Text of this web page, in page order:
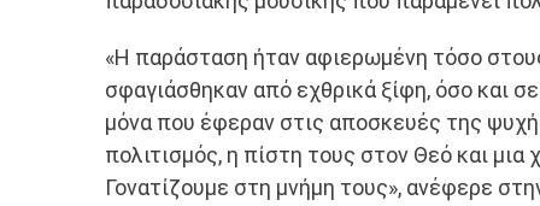
«Η παράσταση ήταν αφιερωμένη τόσο
σφαγιάσθηκαν από εχθρικά ξίφη, όσο και
μόνα που έφεραν στις αποσκευές της
πολιτισμός, η πίστη τους στον Θεό και
Γονατίζουμε στη μνήμη τους», ανέφερε